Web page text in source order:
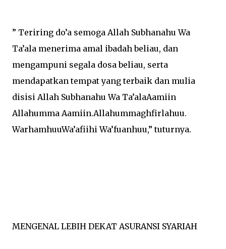
” Teriring do’a semoga Allah Subhanahu Wa
Ta’ala menerima amal ibadah beliau, dan
mengampuni segala dosa beliau, serta
mendapatkan tempat yang terbaik dan mulia
disisi Allah Subhanahu Wa Ta’alaAamiin
Allahumma Aamiin.Allahummaghfirlahuu.
WarhamhuuWa’afiihi Wa’fuanhuu,” tuturnya.
MENGENAL LEBIH DEKAT ASURANSI SYARIAH